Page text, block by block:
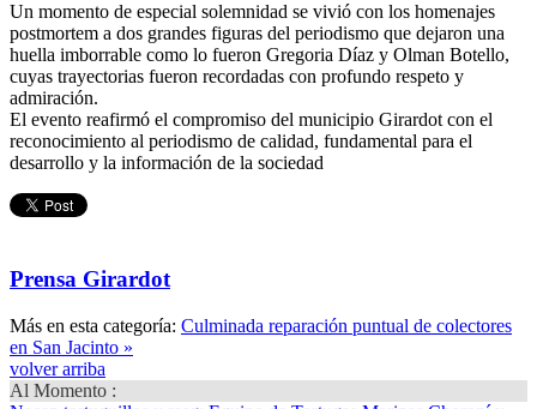
‎‎Un momento de especial solemnidad se vivió con los homenajes
postmortem a dos grandes figuras del periodismo que dejaron una
huella imborrable como lo fueron Gregoria Díaz y Olman Botello,
cuyas trayectorias fueron recordadas con profundo respeto y
admiración.
‎El evento reafirmó el compromiso del municipio Girardot con el
reconocimiento al periodismo de calidad, fundamental para el
desarrollo y la información de la sociedad
Prensa Girardot
Más en esta categoría: Culminada reparación puntual de colectores
en San Jacinto »
volver arriba
Al Momento :